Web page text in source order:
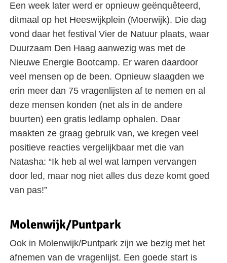
Een week later werd er opnieuw geënquêteerd,
ditmaal op het Heeswijkplein (Moerwijk). Die dag
vond daar het festival Vier de Natuur plaats, waar
Duurzaam Den Haag aanwezig was met de
Nieuwe Energie Bootcamp. Er waren daardoor
veel mensen op de been. Opnieuw slaagden we
erin meer dan 75 vragenlijsten af te nemen en al
deze mensen konden (net als in de andere
buurten) een gratis ledlamp ophalen. Daar
maakten ze graag gebruik van, we kregen veel
positieve reacties vergelijkbaar met die van
Natasha: “Ik heb al wel wat lampen vervangen
door led, maar nog niet alles dus deze komt goed
van pas!”
Molenwijk/Puntpark
Ook in Molenwijk/Puntpark zijn we bezig met het
afnemen van de vragenlijst. Een goede start is